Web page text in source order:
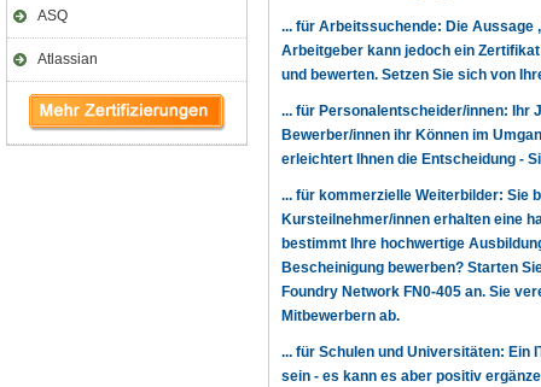
ASQ
Atlassian
... für Arbeitssuchende: Die Aussage
Arbeitgeber kann jedoch ein
und bewerten. Setzen Sie sich von
... für Personalentscheider/innen: Ihr
Bewerber/innen ihr Können im
erleichtert Ihnen die Entscheidung -
... für kommerzielle Weiterbilder: Sie
Kursteilnehmer/innen erhalten eine
bestimmt Ihre hochwertige
Bescheinigung bewerben? Starten
Foundry Network FN0-405 an. Sie
Mitbewerbern ab.
... für Schulen und Universitäten: Ein
sein - es kann es aber positiv